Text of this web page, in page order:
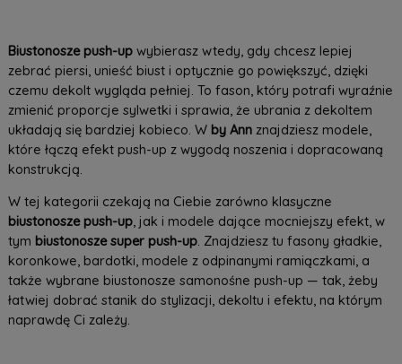
Biustonosze push-upwybierasz wtedy, gdy chcesz lepiej
zebrać piersi, unieść biust i optycznie go powiększyć, dzięki
czemu dekolt wygląda pełniej. To fason, który potrafi wyraźnie
zmienić proporcje sylwetki i sprawia, że ubrania z dekoltem
układają się bardziej kobieco. W by Annznajdziesz modele,
które łączą efekt push-up z wygodą noszenia i dopracowaną
konstrukcją.
W tej kategorii czekają na Ciebie zarówno klasyczne
biustonosze push-up, jak i modele dające mocniejszy efekt, w
tym biustonosze super push-up. Znajdziesz tu fasony gładkie,
koronkowe, bardotki, modele z odpinanymi ramiączkami, a
także wybrane biustonosze samonośne push-up — tak, żeby
łatwiej dobrać stanik do stylizacji, dekoltu i efektu, na którym
naprawdę Ci zależy.